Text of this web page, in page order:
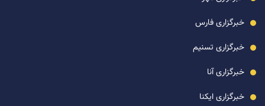
خبرگزاری فارس
خبرگزاری تسنیم
خبرگزاری آنا
خبرگزاری ایکنا